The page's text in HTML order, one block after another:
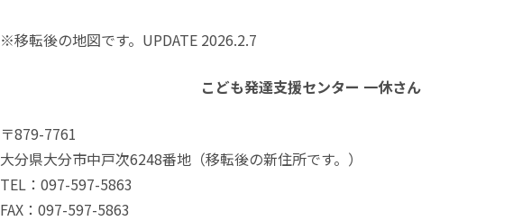
※移転後の地図です。UPDATE 2026.2.7
こども発達支援センター 一休さん
〒879-7761
大分県大分市中戸次6248番地（移転後の新住所です。）
TEL：097-597-5863
FAX：097-597-5863